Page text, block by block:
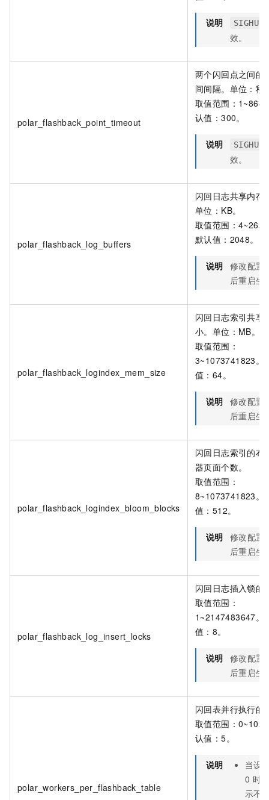
说明 SIGHUP
效。
polar_flashback_point_timeout
两个闪回点之间的
间间隔。单位：秒
取值范围：
认值：300。
说明 SIGHUP
效。
polar_flashback_log_buffers
闪回日志共享内存
单位：KB。
取值范围：
默认值：2048。
说明 修改配置
后重启生
polar_flashback_logindex_mem_size
闪回日志索引共享
小。单位：MB。
取值范围：
3~1073741823。
值：64。
说明 修改配置
后重启生
polar_flashback_logindex_bloom_blocks
闪回日志索引的布
器页面个数。
取值范围：
8~1073741823。
值：512。
说明 修改配置
后重启生
polar_flashback_log_insert_locks
闪回日志插入锁的
取值范围：
1~2147483647。
值：8。
说明 修改配置
后重启生
polar_workers_per_flashback_table
闪回表并行执行的
取值范围：
认值：5。
说明
当设
0 时
示不